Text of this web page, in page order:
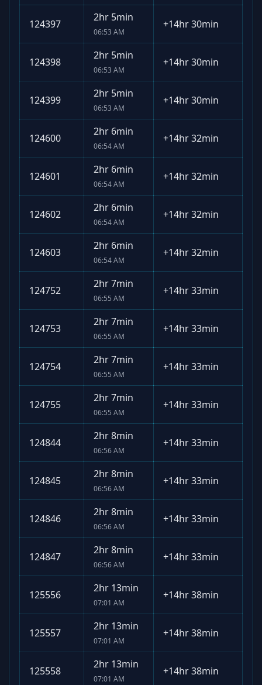
124397
2hr 5min
06:53 AM
+14hr 30min
124398
2hr 5min
06:53 AM
+14hr 30min
124399
2hr 5min
06:53 AM
+14hr 30min
124600
2hr 6min
06:54 AM
+14hr 32min
124601
2hr 6min
06:54 AM
+14hr 32min
124602
2hr 6min
06:54 AM
+14hr 32min
124603
2hr 6min
06:54 AM
+14hr 32min
124752
2hr 7min
06:55 AM
+14hr 33min
124753
2hr 7min
06:55 AM
+14hr 33min
124754
2hr 7min
06:55 AM
+14hr 33min
124755
2hr 7min
06:55 AM
+14hr 33min
124844
2hr 8min
06:56 AM
+14hr 33min
124845
2hr 8min
06:56 AM
+14hr 33min
124846
2hr 8min
06:56 AM
+14hr 33min
124847
2hr 8min
06:56 AM
+14hr 33min
125556
2hr 13min
07:01 AM
+14hr 38min
125557
2hr 13min
07:01 AM
+14hr 38min
125558
2hr 13min
07:01 AM
+14hr 38min